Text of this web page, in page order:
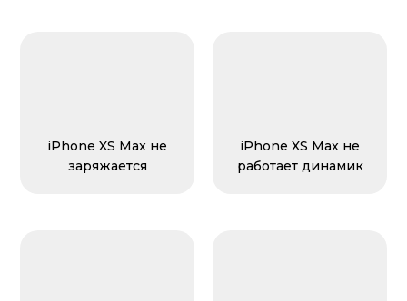
iPhone XS Max не
заряжается
iPhone XS Max не
работает динамик